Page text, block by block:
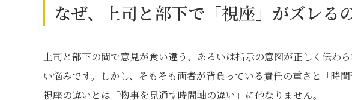
なぜ、上司と部下で「視座」がズレる
上司と部下の間で意見が食い違う、あるいは指示の意図が正しく伝わ
い悩みです。しかし、そもそも両者が背負っている責任の重さと「時
視座の違いとは「物事を見通す時間軸の違い」に他なりません。